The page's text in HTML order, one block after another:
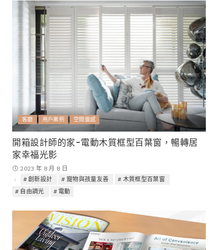
客廳 用戶案例 空間靈感
開箱設計師的家-電動木質框型百葉窗，暢轉居
家幸福光影
2023 年 8 月 8 日
創新設計
寵物與孩童友善
木質框型百葉窗
自由調光
電動